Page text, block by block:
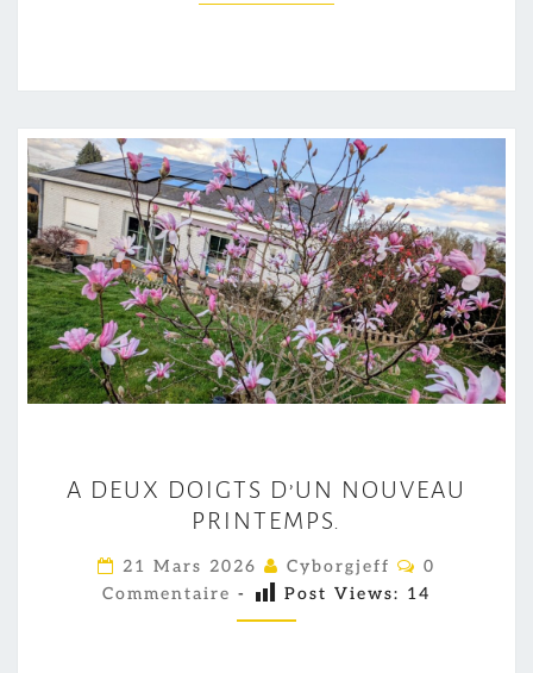
D
E
U
X
D
A DEUX DOIGTS D’UN NOUVEAU
PRINTEMPS.
21 Mars 2026 Cyborgjeff
C
M
0
Commentaire - Post Views: 14